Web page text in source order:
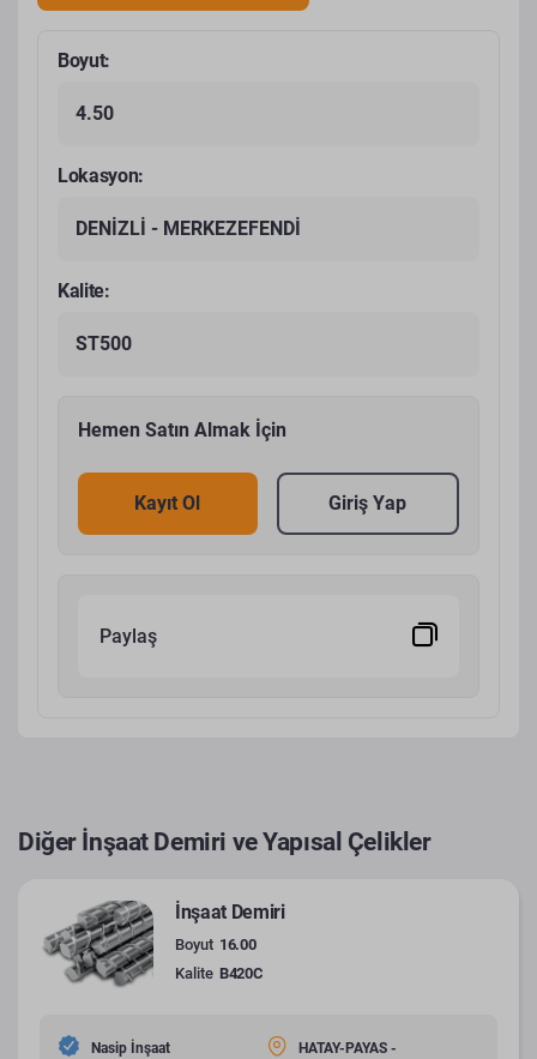
Boyut:
4.50
Lokasyon:
DENİZLİ - MERKEZEFENDİ
Kalite:
ST500
Hemen Satın Almak İçin
Kayıt Ol Giriş Yap
Paylaş
Diğer İnşaat Demiri ve Yapısal Çelikler
İnşaat Demiri
Boyut 16.00
Kalite B420C
Nasip İnşaat HATAY-PAYAS -